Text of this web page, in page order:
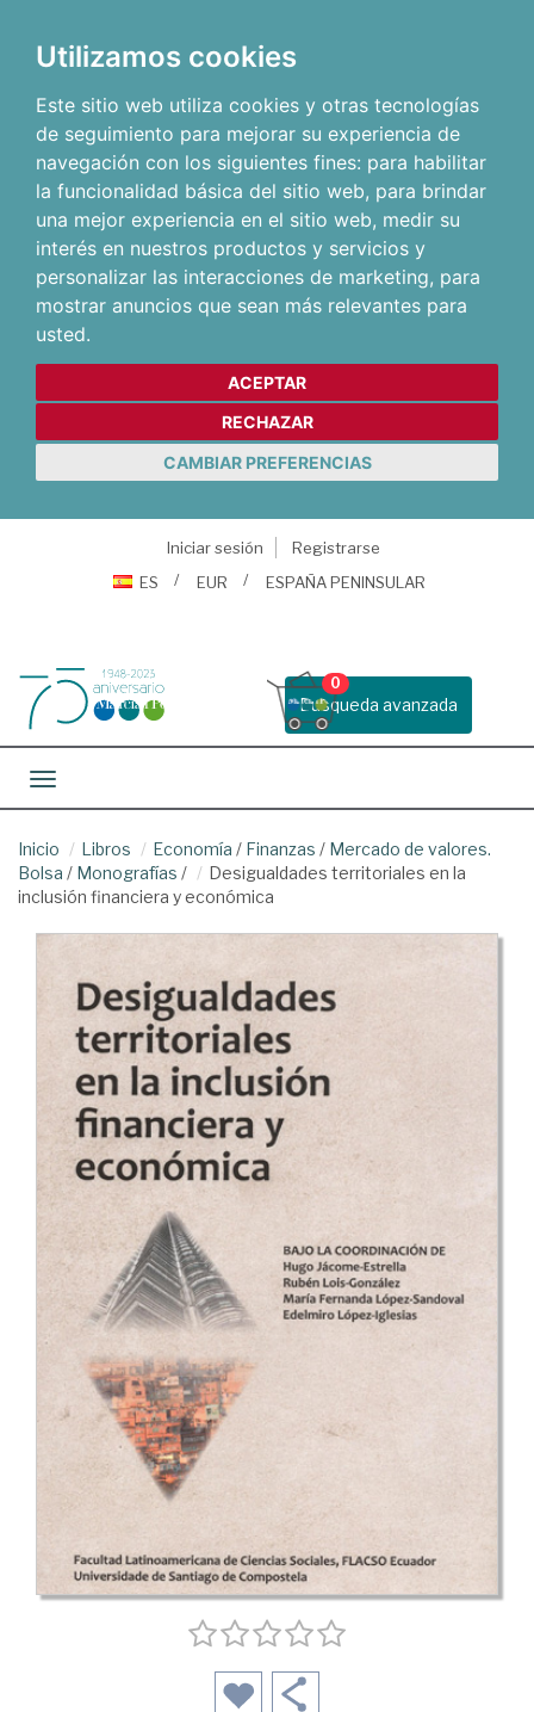
Utilizamos cookies
Este sitio web utiliza cookies y otras tecnologías
de seguimiento para mejorar su experiencia de
navegación con los siguientes fines: para habilitar
la funcionalidad básica del sitio web, para brindar
una mejor experiencia en el sitio web, medir su
interés en nuestros productos y servicios y
personalizar las interacciones de marketing, para
mostrar anuncios que sean más relevantes para
usted.
ACEPTAR
RECHAZAR
CAMBIAR PREFERENCIAS
Iniciar sesión
Registrarse
ES
EUR ESPAÑA PENINSULAR
Busqueda avanzada
0
Toggle navigation
Inicio Libros Economía / Finanzas / Mercado de valores.
Bolsa / Monografías /
Desigualdades territoriales en la
inclusión financiera y económica